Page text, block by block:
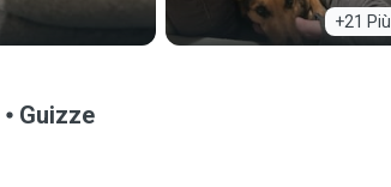
+21 Più
Guizze